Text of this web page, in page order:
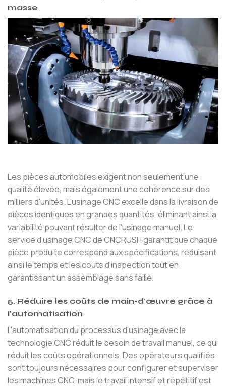
masse
Les pièces automobiles exigent non seulement une
qualité élevée, mais également une cohérence sur des
milliers d'unités. L'usinage CNC excelle dans la livraison de
pièces identiques en grandes quantités, éliminant ainsi la
variabilité pouvant résulter de l'usinage manuel. Le
service d’usinage CNC de CNCRUSH garantit que chaque
pièce produite correspond aux spécifications, réduisant
ainsi le temps et les coûts d’inspection tout en
garantissant un assemblage sans faille.
5. Réduire les coûts de main-d'œuvre grâce à
l'automatisation
L'automatisation du processus d'usinage avec la
technologie CNC réduit le besoin de travail manuel, ce qui
réduit les coûts opérationnels. Des opérateurs qualifiés
sont toujours nécessaires pour configurer et superviser
les machines CNC, mais le travail intensif et répétitif est